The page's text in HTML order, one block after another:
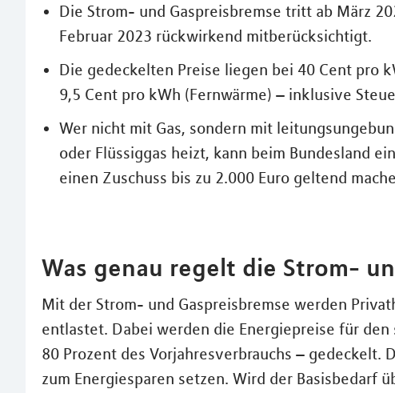
Die Strom- und Gaspreisbremse tritt ab März
Februar 2023 rückwirkend mitberücksichtigt.
Die gedeckelten Preise liegen bei 40 Cent pro
9,5 Cent pro kWh (Fernwärme) – inklusive
Wer nicht mit Gas, sondern mit
oder Flüssiggas heizt, kann beim Bundesland
einen Zuschuss bis zu 2.000 Euro geltend
Was genau regelt die Strom-
Mit der Strom- und Gaspreisbremse werden
entlastet. Dabei werden die Energiepreise für
80 Prozent des Vorjahresverbrauchs – gedeckelt.
zum Energiesparen setzen. Wird der Basisbedarf